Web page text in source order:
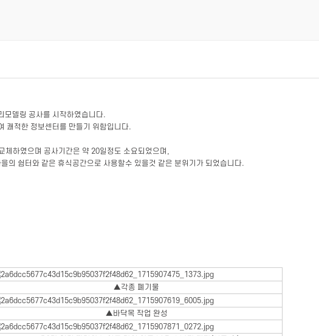
모델링 공사를 시작하였습니다.
쾌적한 정보센터를 만들기 위함입니다.
체하였으며 공사기간은 약 20일정도 소요되었으며,
의 쉼터와 같은 휴식공간으로 사용할수 있을것 같은 분위기가 되었습니다.
▲각종 폐기물
▲바닥목 작업 완성